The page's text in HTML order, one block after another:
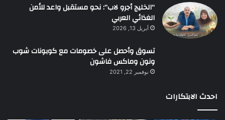
“الخليج أجرو لاب”: نحو مستقبل واعد للأمن
الغذائي العربي
أبريل 13, 2026
تسوق وأحصل على خصومات مع كوبونات شوب
ونون وماكس فاشون
نوفمبر 22, 2021
احدث الابتكارات